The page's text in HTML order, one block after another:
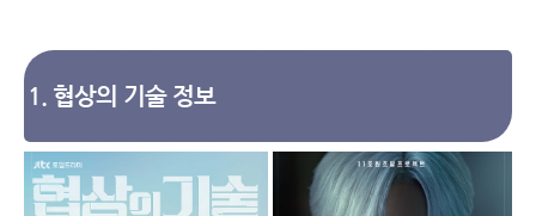
1. 협상의 기술 정보